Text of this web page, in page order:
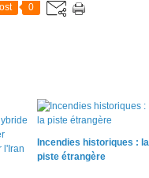
0
Incendies historiques : la
piste étrangère